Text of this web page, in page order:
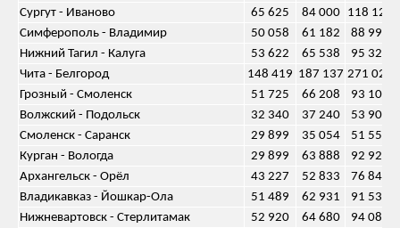
Сургут - Иваново
65 625 84 000
118 125
Симферополь - Владимир
50 058 61 182
88 992
Нижний Тагил - Калуга
53 622 65 538
95 328
Чита - Белгород
148 419 187 137 271 026
Грозный - Смоленск
51 725 66 208
93 105
Волжский - Подольск
32 340 37 240
53 900
Смоленск - Саранск
29 899 35 054
51 550
Курган - Вологда
29 899 63 888
92 928
Архангельск - Орёл
43 227 52 833
76 848
Владикавказ - Йошкар-Ола
51 489 62 931
91 536
Нижневартовск - Стерлитамак
52 920 64 680 94 080